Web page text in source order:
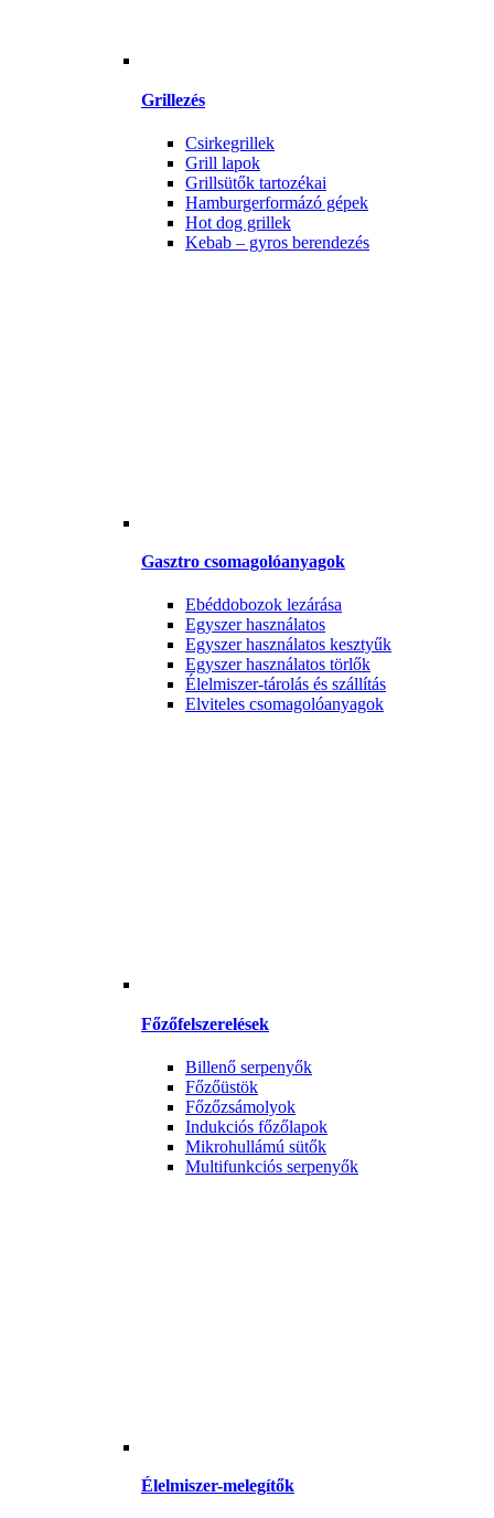
Grillezés
Csirkegrillek
Grill lapok
Grillsütők tartozékai
Hamburgerformázó gépek
Hot dog grillek
Kebab – gyros berendezés
Gasztro csomagolóanyagok
Ebéddobozok lezárása
Egyszer használatos
Egyszer használatos kesztyűk
Egyszer használatos törlők
Élelmiszer-tárolás és szállítás
Elviteles csomagolóanyagok
Főzőfelszerelések
Billenő serpenyők
Főzőüstök
Főzőzsámolyok
Indukciós főzőlapok
Mikrohullámú sütők
Multifunkciós serpenyők
Élelmiszer-melegítők